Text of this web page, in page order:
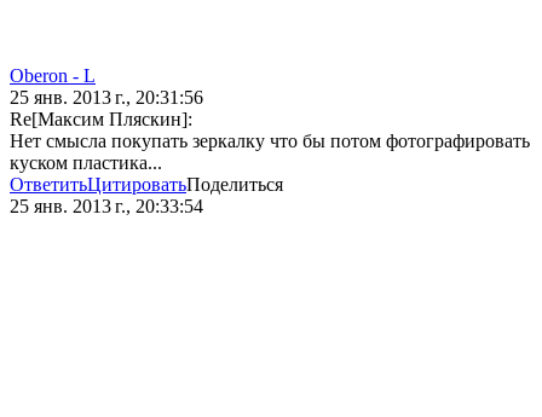
Oberon - L
25 янв. 2013 г., 20:31:56
Re[Максим Пляскин]:
Нет смысла покупать зеркалку что бы потом фотографировать
куском пластика...
ОтветитьЦитироватьПоделиться
25 янв. 2013 г., 20:33:54